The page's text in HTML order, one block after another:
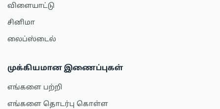
விளையாட்டு
சினிமா
லைப்ஸ்டைல்
முக்கியமான இணைப்புகள்
எங்களை பற்றி
எங்களை தொடர்பு கொள்ள